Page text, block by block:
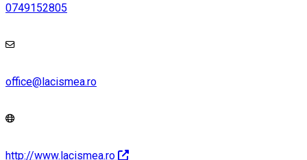
0749152805
office@lacismea.ro
http://www.lacismea.ro